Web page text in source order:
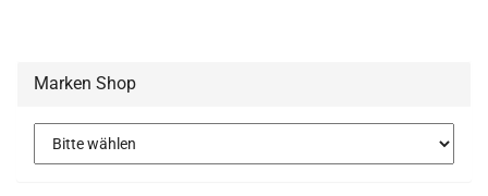
Marken Shop